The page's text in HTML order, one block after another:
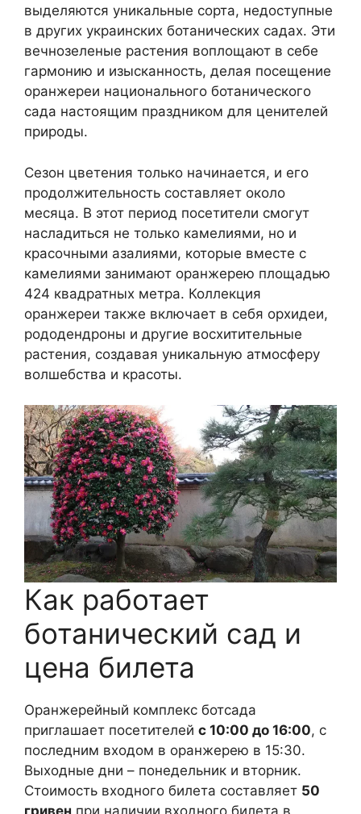
выделяются уникальные сорта, недоступные
в других украинских ботанических садах. Эти
вечнозеленые растения воплощают в себе
гармонию и изысканность, делая посещение
оранжереи национального ботанического
сада настоящим праздником для ценителей
природы.
Сезон цветения только начинается, и его
продолжительность составляет около
месяца. В этот период посетители смогут
насладиться не только камелиями, но и
красочными азалиями, которые вместе с
камелиями занимают оранжерею площадью
424 квадратных метра. Коллекция
оранжереи также включает в себя орхидеи,
рододендроны и другие восхитительные
растения, создавая уникальную атмосферу
волшебства и красоты.
Как работает
ботанический сад и
цена билета
Оранжерейный комплекс ботсада
приглашает посетителей с 10:00 до 16:00, с
последним входом в оранжерею в 15:30.
Выходные дни – понедельник и вторник.
Стоимость входного билета составляет 50
гривен при наличии входного билета в